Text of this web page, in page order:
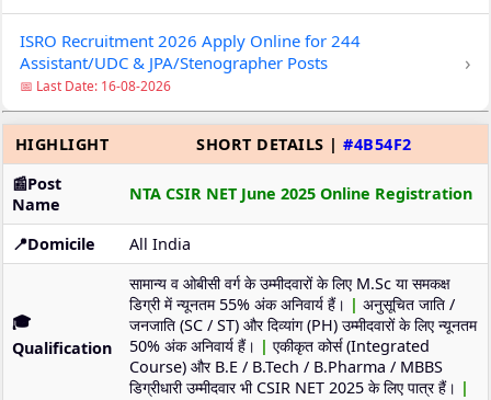
ISRO Recruitment 2026 Apply Online for 244
Assistant/UDC & JPA/Stenographer Posts
📅 Last Date: 16-08-2026
›
HIGHLIGHT SHORT DETAILS |#4B54F2
📰Post
Name
NTA CSIR NET June 2025 Online Registration
📍Domicile All India
🎓
Qualification
सामान्य व ओबीसी वर्ग के उम्मीदवारों के लिए M.Sc या समकक्ष
डिग्री में न्यूनतम 55% अंक अनिवार्य हैं। | अनुसूचित जाति /
जनजाति (SC / ST) और दिव्यांग (PH) उम्मीदवारों के लिए न्यूनतम
50% अंक अनिवार्य हैं। | एकीकृत कोर्स (Integrated
Course) और B.E / B.Tech / B.Pharma / MBBS
डिग्रीधारी उम्मीदवार भी CSIR NET 2025 के लिए पात्र हैं। |